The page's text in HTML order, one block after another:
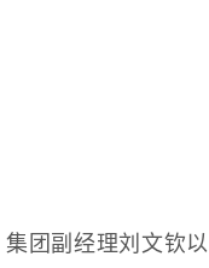
集团副经理刘文钦